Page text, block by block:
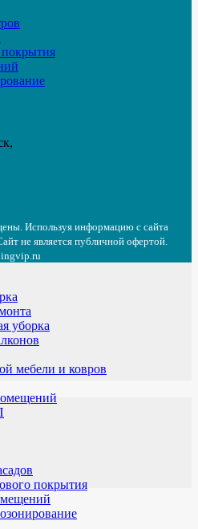
Используя информацию с сайта
не является публичной офертой.
уборка
мебели и ковров
покрытия